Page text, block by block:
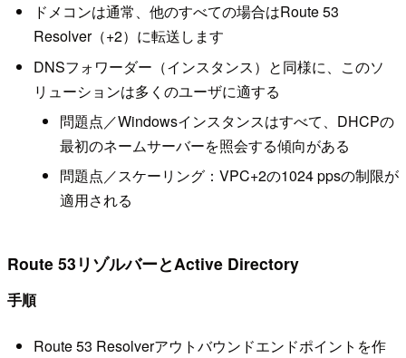
ドメコンは通常、他のすべての場合はRoute 53
Resolver（+2）に転送します
DNSフォワーダー（インスタンス）と同様に、このソ
リューションは多くのユーザに適する
問題点／Windowsインスタンスはすべて、DHCPの
最初のネームサーバーを照会する傾向がある
問題点／スケーリング：VPC+2の1024 ppsの制限が
適用される
Route 53リゾルバーとActive Directory
手順
Route 53 Resolverアウトバウンドエンドポイントを作